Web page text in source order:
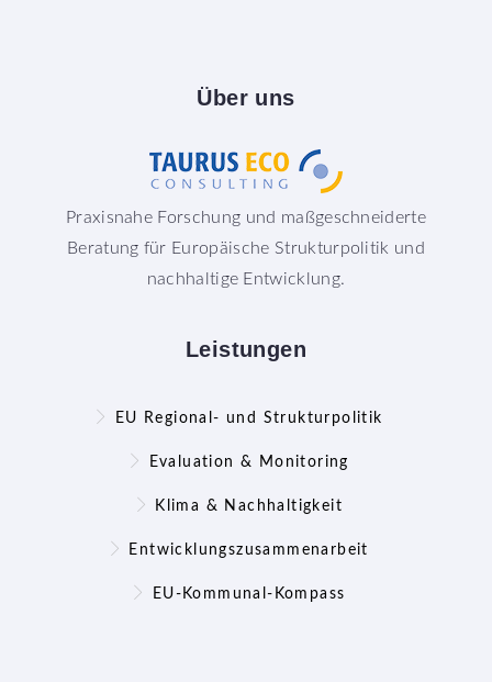
Über uns
Praxisnahe Forschung und maßgeschneiderte
Beratung für Europäische Strukturpolitik und
nachhaltige Entwicklung.
Leistungen
EU Regional- und Strukturpolitik
Evaluation & Monitoring
Klima & Nachhaltigkeit
Entwicklungszusammenarbeit
EU-Kommunal-Kompass